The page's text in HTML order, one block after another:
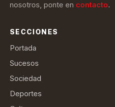
nosotros, ponte en contacto.
SECCIONES
Portada
Sucesos
Sociedad
Deportes